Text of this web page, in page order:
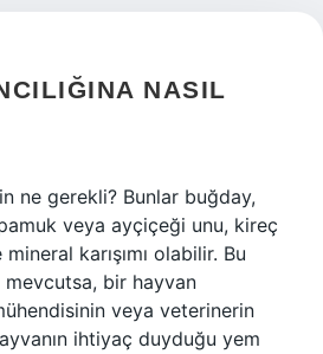
NASIL
ne gerekli? Bunlar buğday,
veya ayçiçeği unu, kireç
karışımı olabilir. Bu
bir hayvan
veya veterinerin
ihtiyaç duyduğu yem